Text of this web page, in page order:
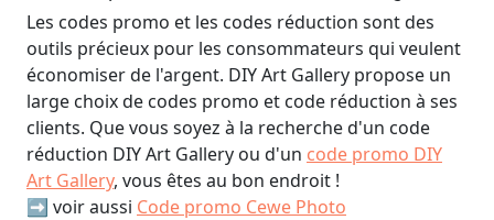
Les codes promo et les codes réduction sont des
outils précieux pour les consommateurs qui veulent
économiser de l'argent. DIY Art Gallery propose un
large choix de codes promo et code réduction à ses
clients. Que vous soyez à la recherche d'un code
réduction DIY Art Gallery ou d'un code promo DIY
Art Gallery, vous êtes au bon endroit !
➡️ voir aussi Code promo Cewe Photo